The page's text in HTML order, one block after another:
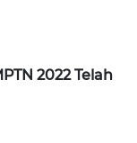
2022 Telah